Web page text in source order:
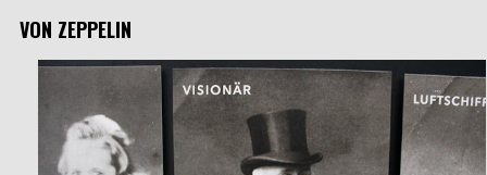
VON ZEPPELIN